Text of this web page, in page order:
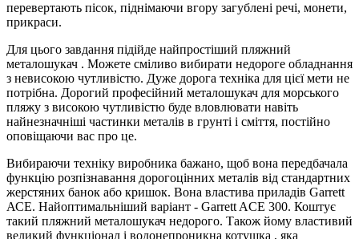
перевертають пісок, піднімаючи вгору загублені речі, монети,
прикраси.
Для цього завдання підійде найпростіший пляжний
металошукач . Можете сміливо вибирати недороге обладнання
з невисокою чутливістю. Дуже дорога техніка для цієї мети не
потрібна. Дорогий професійний металошукач для морського
пляжу з високою чутливістю буде вловлювати навіть
найнезначніші частинки металів в грунті і сміття, постійно
оповіщаючи вас про це.
Вибираючи техніку виробника бажано, щоб вона передбачала
функцію розпізнавання дорогоцінних металів від стандартних
жерстяних банок або кришок. Вона властива приладів Garrett
АСЕ. Найоптимальніший варіант - Garrett ACE 300. Коштує
такий пляжний металошукач недорого. Також йому властивий
великий функціонал і водонепроникна котушка , яка